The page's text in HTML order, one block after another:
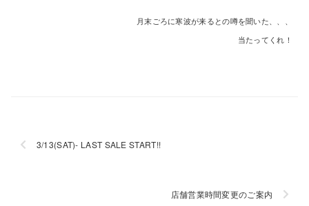
月末ごろに寒波が来るとの噂を聞いた、、、
当たってくれ！
3/13(SAT)- LAST SALE START!!
店舗営業時間変更のご案内